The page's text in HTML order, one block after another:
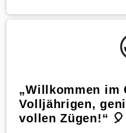
„Willkommen im
Volljährigen,
vollen Zügen!“